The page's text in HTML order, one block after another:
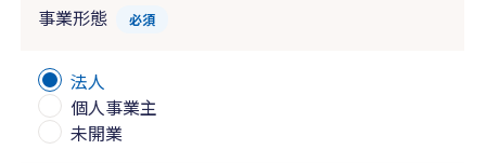
事業形態 必須
法人
個人事業主
未開業